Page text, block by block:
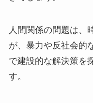
人間関係の問題は、
が、暴力や反社会的
で建設的な解決策を
す。